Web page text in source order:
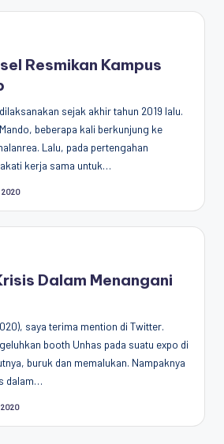
Resmikan Kampus
sejak akhir tahun 2019 lalu.
beberapa kali berkunjung ke
Lalu, pada pertengahan
kerja sama untuk…
2020
Dalam Menangani
saya terima mention di Twitter.
booth Unhas pada suatu expo di
buruk dan memalukan. Nampaknya
dalam…
2020